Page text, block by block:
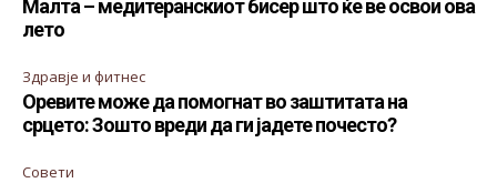
Малта – медитеранскиот бисер што ќе ве освои ова
лето
Здравје и фитнес
Оревите може да помогнат во заштитата на
срцето: Зошто вреди да ги јадете почесто?
Совети